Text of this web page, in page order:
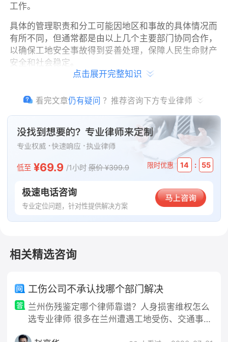
点击展开完整知识
工作。
具体的管理职责和分工可能因地区和事故的具体情况而
有所不同，但通常都是由以上几个主要部门协同合作，
以确保工地安全事故得到妥善处理，保障人民生命财产
安全和社会稳定。
法律依据
《安全生产法》第九条，国务院和县级以上地方各级人民政府应当
加强对安全生产工作的领导，建立健全安全生产工作协调机制，支
持、督促各有关部门依法履行安全生产监督管理职责，及时协调、
解决安全生产监督管理中存在的重大问题。乡镇人民政府和街道办
生产监督管理的有关工作机构及其职责，加强安全生产监管力量建
设，按照职责对本行政区域或者管理区域内生产经营单位安全生产
状况进行监督检查，协助人民政府有关部门或者按照授权依法履行
临平台的立场。如有任何疑问或需要删除请通过
温馨提示：法律问题具有复杂性，细节可能影响结果。建议及
时咨询律师，获取专业解答。
看完文章仍有疑问 ？推荐咨询下方专业律师
低至 ¥69.9 /1小时 原价 ¥399.9 限时优惠 14 : 55
极速电话咨询
专业定位问题，针对性提供解决方案
相关精选咨询
工伤公司不承认找哪个部门解决
兰州伤残鉴定哪个律师靠谱？人身损害维权怎么
选专业律师 很多在兰州遭遇工地受伤、交通事